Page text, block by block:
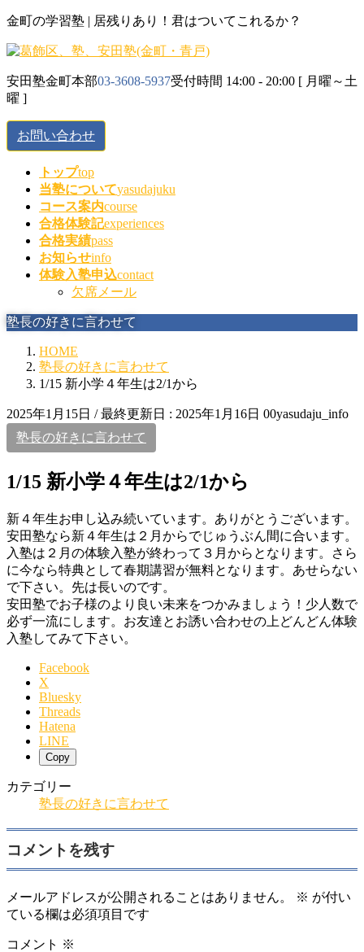
コ
テ
ン
ツ
に
移
動
ナ
ゲ
ー
シ
ョ
ン
に
金町の学習塾 | 居残りあり！君はついてこれるか？
安田塾金町本部03-3608-5937受付時間 14:00 - 20:00 [ 月曜～土
曜 ]
お問い合わせ
トップtop
当塾についてyasudajuku
コース案内course
合格体験記experiences
合格実績pass
お知らせinfo
体験入塾申込contact
欠席メール
塾長の好きに言わせて
HOME
塾長の好きに言わせて
1/15 新小学４年生は2/1から
2025年1月15日 / 最終更新日 : 2025年1月16日 00yasudaju_info
塾長の好きに言わせて
1/15 新小学４年生は2/1から
新４年生お申し込み続いています。ありがとうございます。
安田塾なら新４年生は２月からでじゅうぶん間に合います。
入塾は２月の体験入塾が終わって３月からとなります。さら
に今なら特典として春期講習が無料となります。あせらない
で下さい。先は長いのです。
安田塾でお子様のより良い未来をつかみましょう！少人数で
必ず一流にします。お友達とお誘い合わせの上どんどん体験
入塾してみて下さい。
Facebook
X
Bluesky
Threads
Hatena
LINE
Copy
カテゴリー
塾長の好きに言わせて
コメントを残す
メールアドレスが公開されることはありません。 ※ が付い
ている欄は必須項目です
コメント ※